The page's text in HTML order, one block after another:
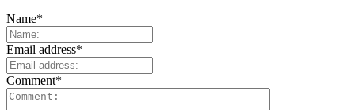
Name*
Email address*
Comment*